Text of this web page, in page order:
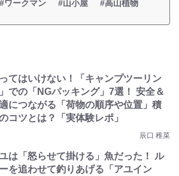
#ワークマン #山小屋 #高山植物
てはいけない！「キャンプツーリン
での「NGパッキング」7選！ 安全＆
につながる「荷物の順序や位置」積
コツとは？「実体験レポ」
辰口 稚菜
は「怒らせて掛ける」魚だった！ ル
を追わせて釣りあげる「アユイン